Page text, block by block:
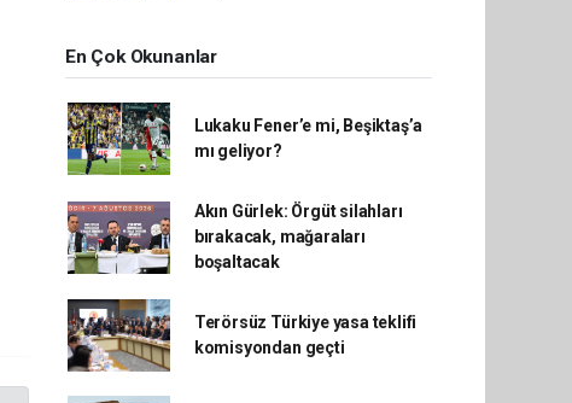
En Çok Okunanlar
Lukaku Fener’e mi, Beşiktaş’a
mı geliyor?
Akın Gürlek: Örgüt silahları
bırakacak, mağaraları
boşaltacak
Terörsüz Türkiye yasa teklifi
komisyondan geçti